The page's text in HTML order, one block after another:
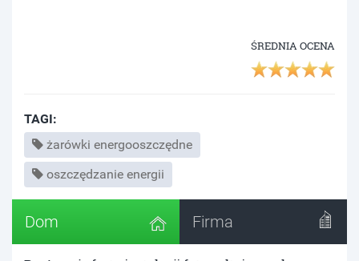
ŚREDNIA OCENA
TAGI:
żarówki energooszczędne
oszczędzanie energii
Dom Firma